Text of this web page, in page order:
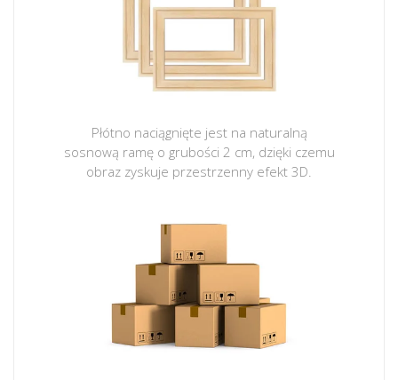
Płótno naciągnięte jest na naturalną
sosnową ramę o grubości 2 cm, dzięki czemu
obraz zyskuje przestrzenny efekt 3D.